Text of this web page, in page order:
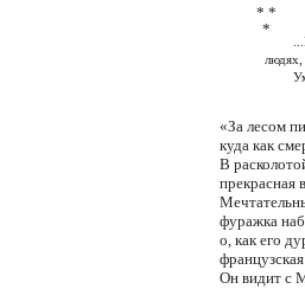
* *
*
людях,
«За лесом
куда как
В
прекрасная
фуражка
о, как его
Он видит с